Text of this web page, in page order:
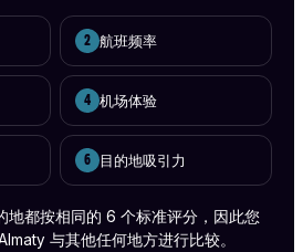
2 航班频率
4 机场体验
6 目的地吸引力
地都按相同的 6 个标准评分，因此您
与其他任何地方进行比较。